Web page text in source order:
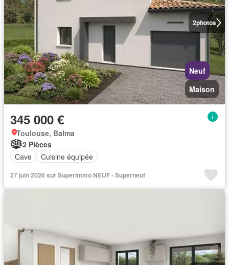
2photos
Neuf
Maison
345 000 €
Toulouse, Balma
2 Pièces
Cave
Cuisine équipée
27 juin 2026 sur Superimmo NEUF - Superneuf